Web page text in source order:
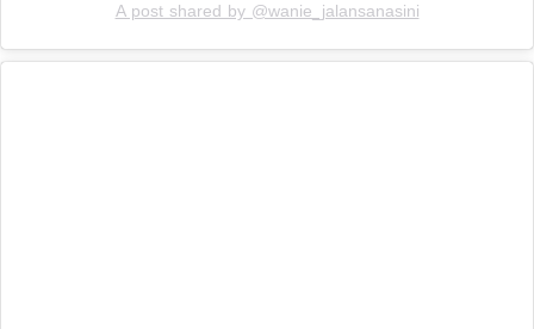
A post shared by @wanie_jalansanasini